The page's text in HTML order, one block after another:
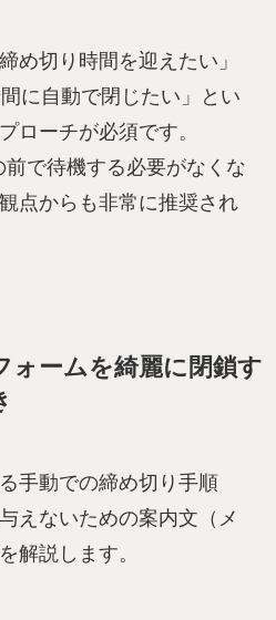
め切り時間を迎えたい」
に自動で閉じたい」とい
ローチが必須です。
で待機する必要がなくな
点からも非常に推奨され
ォームを綺麗に閉鎖す
手動での締め切り手順
えないための案内文（メ
解説します。